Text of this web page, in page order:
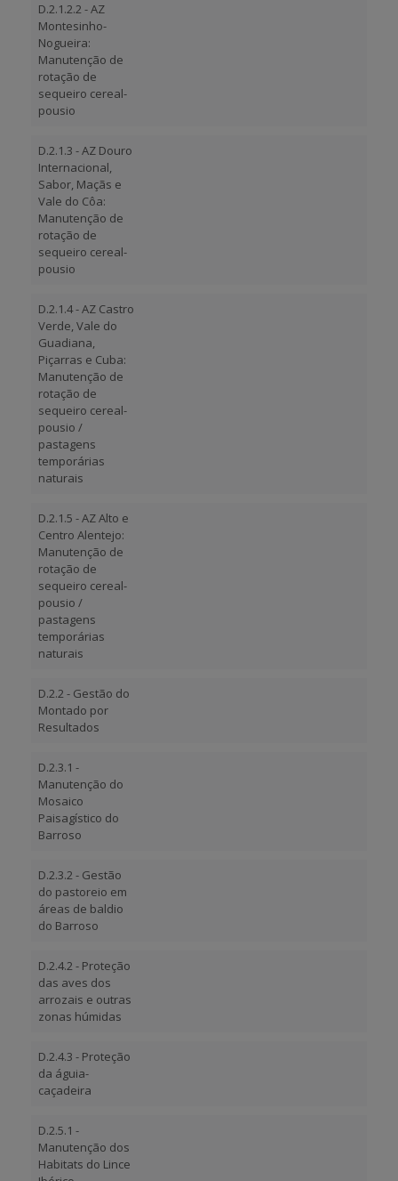
D.2.1.2.2 - AZ
Montesinho-
Nogueira:
Manutenção de
rotação de
sequeiro cereal-
pousio
D.2.1.3 - AZ Douro
Internacional,
Sabor, Maçãs e
Vale do Côa:
Manutenção de
rotação de
sequeiro cereal-
pousio
D.2.1.4 - AZ Castro
Verde, Vale do
Guadiana,
Piçarras e Cuba:
Manutenção de
rotação de
sequeiro cereal-
pousio /
pastagens
temporárias
naturais
D.2.1.5 - AZ Alto e
Centro Alentejo:
Manutenção de
rotação de
sequeiro cereal-
pousio /
pastagens
temporárias
naturais
D.2.2 - Gestão do
Montado por
Resultados
D.2.3.1 -
Manutenção do
Mosaico
Paisagístico do
Barroso
D.2.3.2 - Gestão
do pastoreio em
áreas de baldio
do Barroso
D.2.4.2 - Proteção
das aves dos
arrozais e outras
zonas húmidas
D.2.4.3 - Proteção
da águia-
caçadeira
D.2.5.1 -
Manutenção dos
Habitats do Lince